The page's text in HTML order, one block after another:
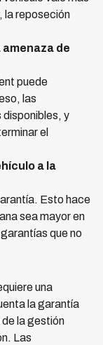
la reposeción
de
puede
las
disponibles, y
el
a la
Esto hace
sea mayor en
que no
una
la garantía
la gestión
Las